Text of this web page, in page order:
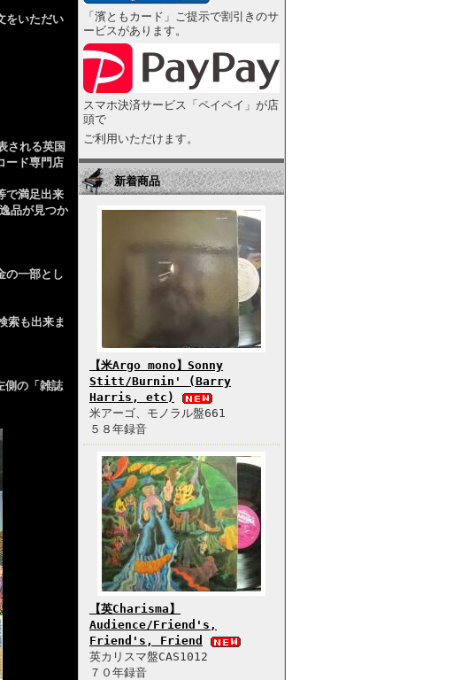
をいただい
れる英国
ード専門店
で満足出来
品が見つか
の一部とし
索も出来ま
側の「雑誌
「濱ともカード」ご提示で割引きのサ
ービスがあります。
スマホ決済サービス「ペイペイ」が店
頭で
ご利用いただけます。
新着商品
【米Argo mono】Sonny
Stitt/Burnin' (Barry
Harris, etc)
米アーゴ、モノラル盤661
５８年録音
【英Charisma】
Audience/Friend's,
Friend's, Friend
英カリスマ盤CAS1012
７０年録音